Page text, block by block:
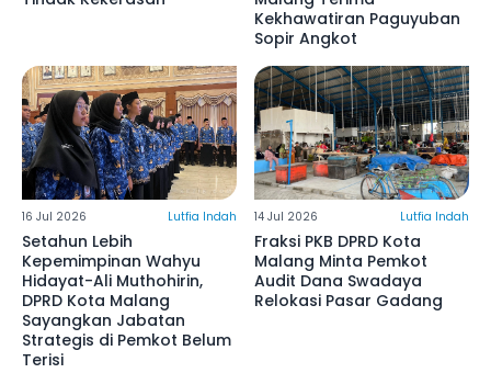
Kekhawatiran Paguyuban
Sopir Angkot
16 Jul 2026 Lutfia Indah
Setahun Lebih
Kepemimpinan Wahyu
Hidayat-Ali Muthohirin,
DPRD Kota Malang
Sayangkan Jabatan
Strategis di Pemkot Belum
Terisi
14 Jul 2026 Lutfia Indah
Fraksi PKB DPRD Kota
Malang Minta Pemkot
Audit Dana Swadaya
Relokasi Pasar Gadang